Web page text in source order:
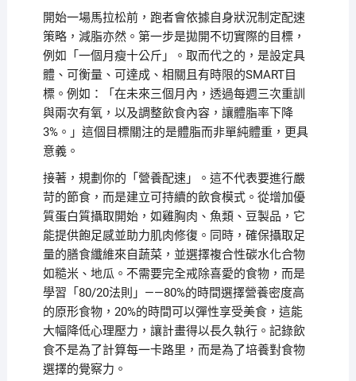
開始一場馬拉松前，跑者會依據自身狀況制定配速
策略，減脂亦然。第一步是拋開不切實際的目標，
例如「一個月瘦十公斤」。取而代之的，是設定具
體、可衡量、可達成、相關且有時限的SMART目
標。例如：「在未來三個月內，透過每週三次重訓
與兩次有氧，以及調整飲食內容，讓體脂率下降
3%。」這個目標關注的是體脂而非單純體重，更具
意義。
接著，規劃你的「營養配速」。這不代表要進行嚴
苛的節食，而是建立可持續的飲食模式。從增加優
質蛋白質攝取開始，如雞胸肉、魚類、豆製品，它
能提供飽足感並助力肌肉修復。同時，確保攝取足
量的膳食纖維來自蔬菜，並選擇複合性碳水化合物
如糙米、地瓜。不需要完全戒除喜愛的食物，而是
學習「80/20法則」——80%的時間選擇營養密度高
的原形食物，20%的時間可以彈性享受美食，這能
大幅降低心理壓力，讓計畫得以長久執行。記錄飲
食不是為了計算每一卡路里，而是為了培養對食物
選擇的覺察力。